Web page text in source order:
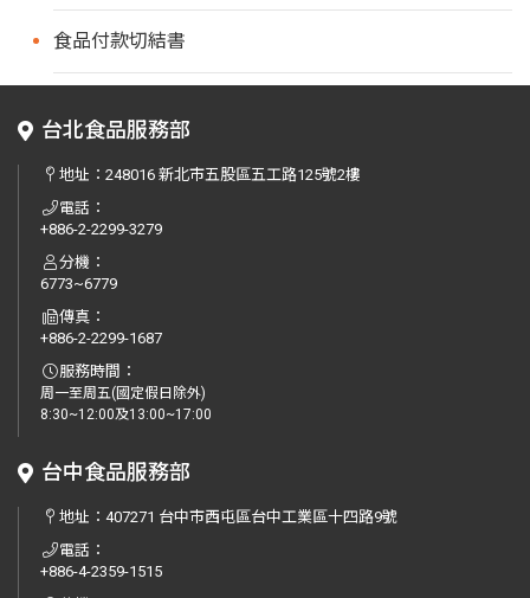
食品付款切結書
台北食品服務部
地址：248016 新北市五股區五工路125號2樓
電話：
+886-2-2299-3279
分機：
6773~6779
傳真：
+886-2-2299-1687
服務時間：
周一至周五(國定假日除外)
8:30~12:00及13:00~17:00
台中食品服務部
地址：407271 台中市西屯區台中工業區十四路9號
電話：
+886-4-2359-1515